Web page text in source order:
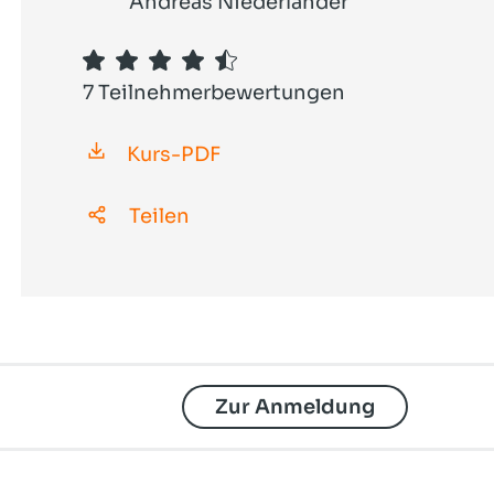
Snort, Acid & Co.
OpenTalk - Videokonferenzen
OpenCloud - Filemanagement
7 Teilnehmerbewertungen
Kurs-PDF
Teilen
Zur Anmeldung